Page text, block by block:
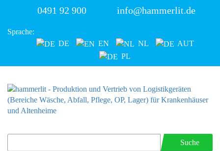
0491 92 900 info@hammerlit.de
Sprache:
DE
EN NL
AUT
PL
Suche